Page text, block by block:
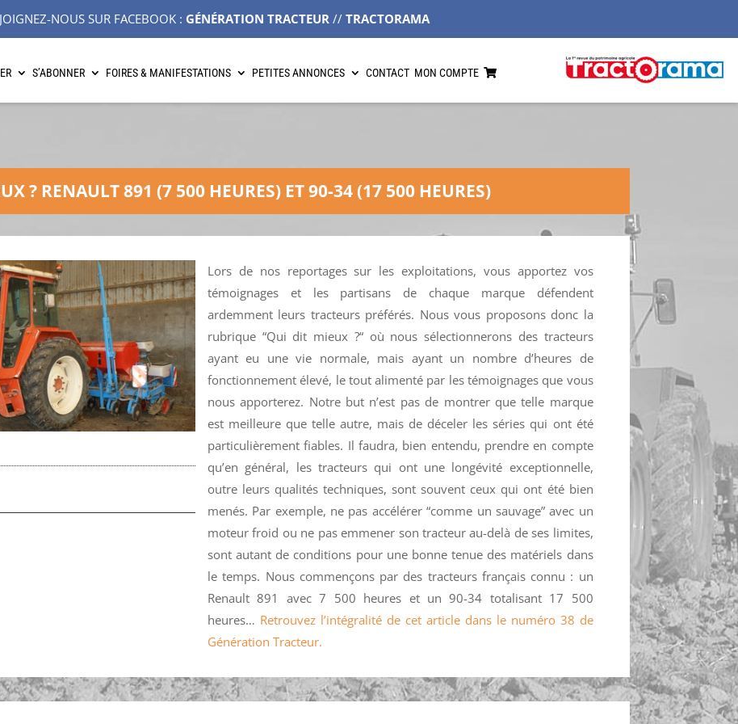
NOUS SUR FACEBOOK : GÉNÉRATION TRACTEUR// TRACTORAMA
S’ABONNER FOIRES & MANIFESTATIONS PETITES ANNONCES CONTACT MON COMPTE
? RENAULT 891 (7 500 HEURES) ET 90-34 (17 500 HEURES)
Lors de nos reportages sur les exploitations, vous apportez vos
témoignages et les partisans de chaque marque défendent
ardemment leurs tracteurs préférés. Nous vous proposons donc la
rubrique “Qui dit mieux ?“ où nous sélectionnerons des tracteurs
ayant eu une vie normale, mais ayant un nombre d’heures de
fonctionnement élevé, le tout alimenté par les témoignages que vous
nous apporterez. Notre but n’est pas de montrer que telle marque
est meilleure que telle autre, mais de déceler les séries qui ont été
particulièrement fiables. Il faudra, bien entendu, prendre en compte
qu’en général, les tracteurs qui ont une longévité exceptionnelle,
outre leurs qualités techniques, sont souvent ceux qui ont été bien
menés. Par exemple, ne pas accélérer “comme un sauvage” avec un
moteur froid ou ne pas emmener son tracteur au-delà de ses limites,
sont autant de conditions pour une bonne tenue des matériels dans
le temps. Nous commençons par des tracteurs français connu : un
Renault 891 avec 7 500 heures et un 90-34 totalisant 17 500
heures… Retrouvez l’intégralité de cet article dans le numéro 38 de
Génération Tracteur.